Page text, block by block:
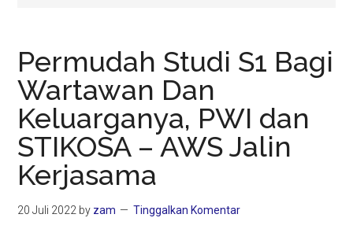
Permudah Studi S1 Bagi
Wartawan Dan
Keluarganya, PWI dan
STIKOSA – AWS Jalin
Kerjasama
20 Juli 2022 by zam Tinggalkan Komentar